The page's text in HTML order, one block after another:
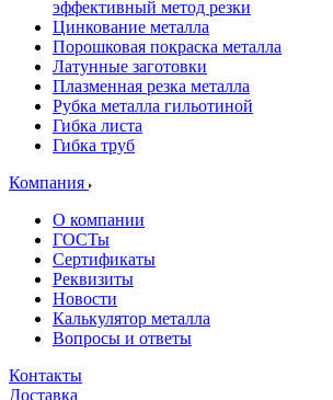
эффективный метод резки
Цинкование металла
Порошковая покраска металла
Латунные заготовки
Плазменная резка металла
Рубка металла гильотиной
Гибка листа
Гибка труб
Компания
О компании
ГОСТы
Сертификаты
Реквизиты
Новости
Калькулятор металла
Вопросы и ответы
Контакты
Доставка